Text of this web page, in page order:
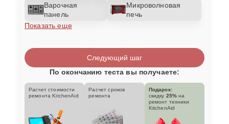
Варочная
панель
Микроволновая
печь
Показать еще
Следующий шаг
По окончанию теста вы получаете:
Расчет стоимости
ремонта KitchenAid
Расчет сроков
ремонта
Подарок:
скидку 25% на
ремонт техники
KitchenAid